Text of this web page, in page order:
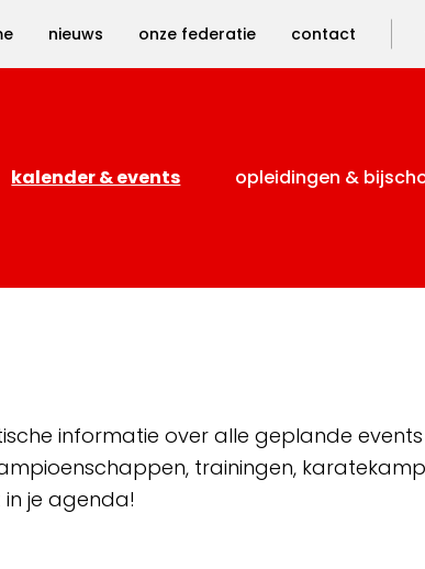
nieuws onze federatie contact
kalender & events opleidingen &
informatie over alle geplande
trainingen,
je agenda!